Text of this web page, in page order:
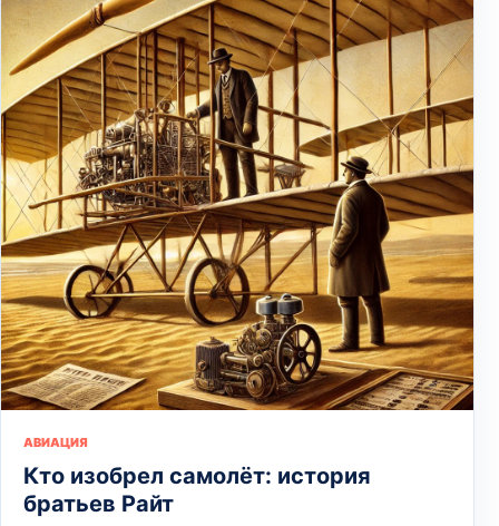
АВИАЦИЯ
Кто изобрел самолёт: история
братьев Райт